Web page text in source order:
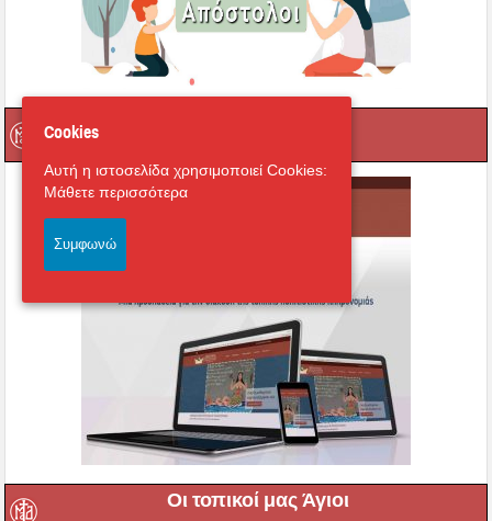
Οι τοπικοί μας Άγιοι
Cookies
Αυτή η ιστοσελίδα χρησιμοποιεί Cookies:
Μάθετε περισσότερα
Συμφωνώ